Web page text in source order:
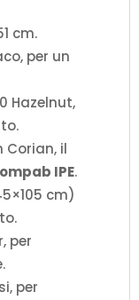
cm.
per un
Hazelnut,
Corian, il
IPE.
cm)
per
per